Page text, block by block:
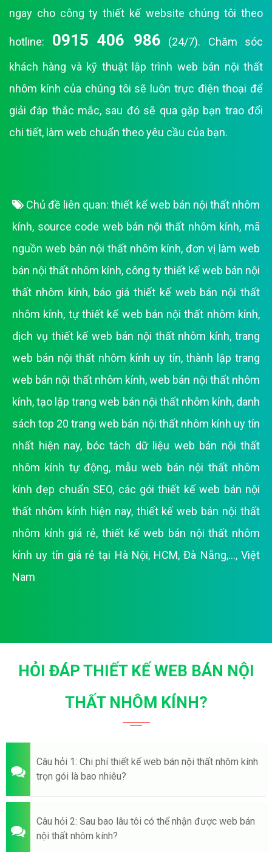
ngay cho công ty thiết kế website chúng tôi theo
hotline: 0915 406 986 (24/7). Chăm sóc
khách hàng và kỹ thuật lập trình web bán nội thất
nhôm kính của chúng tôi sẽ luôn trực điện thoại để
giải đáp thắc mắc, sau đó sẽ qua gặp bạn trao đổi
chi tiết, làm web chuẩn theo yêu cầu của bạn.
Chủ đề liên quan:thiết kế web bán nội thất nhôm
kính, source code web bán nội thất nhôm kính, mã
nguồn web bán nội thất nhôm kính, đơn vị làm web
bán nội thất nhôm kính, công ty thiết kế web bán nội
thất nhôm kính, báo giá thiết kế web bán nội thất
nhôm kính, tự thiết kế web bán nội thất nhôm kính,
dịch vụ thiết kế web bán nội thất nhôm kính,trang
web bán nội thất nhôm kính uy tín,thành lập trang
web bán nội thất nhôm kính,web bán nội thất nhôm
kính,tạo lập trang web bán nội thất nhôm kính, danh
sách top 20 trang web bán nội thất nhôm kính uy tín
nhất hiện nay, bóc tách dữ liệu web bán nội thất
nhôm kính tự động, mẫu web bán nội thất nhôm
kính đẹp chuẩn SEO, các gói thiết kế web bán nội
thất nhôm kính hiện nay, thiết kế web bán nội thất
nhôm kính giá rẻ, thiết kế web bán nội thất nhôm
kính uy tín giá rẻ tại Hà Nội, HCM, Đà Nẵng,..., Việt
Nam
HỎI ĐÁP THIẾT KẾ WEB BÁN NỘI
THẤT NHÔM KÍNH?
Câu hỏi 1: Chi phí thiết kế web bán nội thất nhôm kính
trọn gói là bao nhiêu?
Câu hỏi 2: Sau bao lâu tôi có thể nhận được web bán
nội thất nhôm kính?